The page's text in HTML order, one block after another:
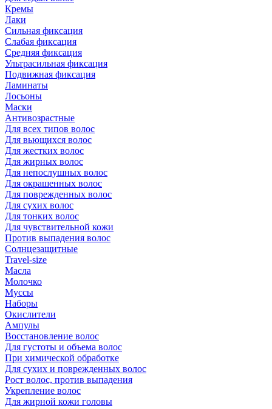
Кремы
Лаки
Сильная фиксация
Слабая фиксация
Средняя фиксация
Ультрасильная фиксация
Подвижная фиксация
Ламинаты
Лосьоны
Маски
Антивозрастные
Для всех типов волос
Для вьющихся волос
Для жестких волос
Для жирных волос
Для непослушных волос
Для окрашенных волос
Для поврежденных волос
Для сухих волос
Для тонких волос
Для чувствительной кожи
Против выпадения волос
Солнцезащитные
Travel-size
Масла
Молочко
Муссы
Наборы
Окислители
Ампулы
Восстановление волос
Для густоты и объема волос
При химической обработке
Для сухих и поврежденных волос
Рост волос, против выпадения
Укрепление волос
Для жирной кожи головы